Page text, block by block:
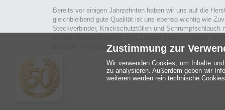
Bereits vor einigen Jahrzehnten haben wir uns auf die
gleichbleibend gute Qualität ist uns ebenso wichtig wie
Steckverbinder, Knickschutztüllen und Schrumpfschlauch
passieren der Endkontrolle langlebige und qualitativ
Zustimmung zur
Wir verwenden Cookies, um Inhalte
zu analysieren. Außerdem geben wir
weiteren werden rein technische